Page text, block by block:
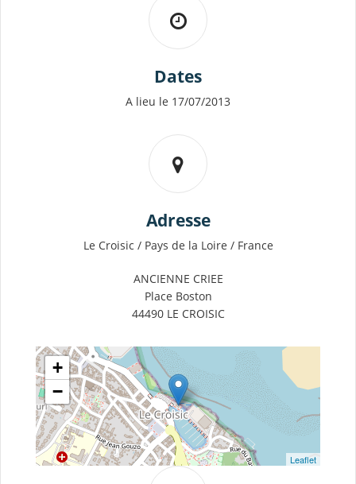
Dates
A lieu le 17/07/2013
Adresse
Le Croisic / Pays de la Loire / France
ANCIENNE CRIEE
Place Boston
44490 LE CROISIC
+
−
Leaflet